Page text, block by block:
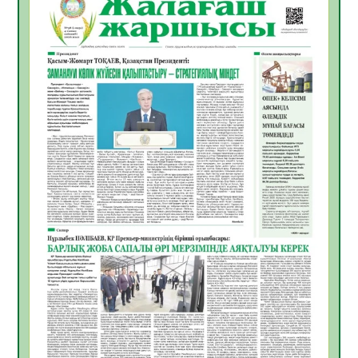
Инфекциялық ауруларға қарсы иммундау
жұмыстарының тиімділігі
06.08.2026
36
Көкжөтел ауруы туралы
06.08.2026
33
АПВ вакцинасы туралы мәлімет
06.08.2026
33
Open Air: Қызылорда облысы полиция
департаменті 20 мыңнан астам
көрерменнің қауіпсіздігін қамтамасыз етті
06.08.2026
45
ҚЫЗЫЛОРДАДА «САНАЛЫ ҰРПАҚ –
ЖАРҚЫН БОЛАШАҚ» АТТЫ КЕҢЕЙТІЛГЕН
МӘЖІЛІС ӨТТІ
05.08.2026
45